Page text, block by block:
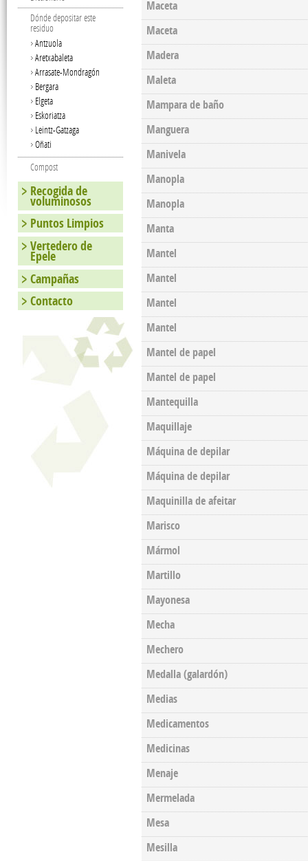
Maceta
Maceta
Madera
Maleta
Mampara de baño
Manguera
Manivela
Manopla
Manopla
Manta
Mantel
Mantel
Mantel
Mantel
Mantel de papel
Mantel de papel
Mantequilla
Maquillaje
Máquina de depilar
Máquina de depilar
Maquinilla de afeitar
Marisco
Mármol
Martillo
Mayonesa
Mecha
Mechero
Medalla (galardón)
Medias
Medicamentos
Medicinas
Menaje
Mermelada
Mesa
Mesilla
Dónde depositar este
residuo
Antzuola
Aretxabaleta
Arrasate-Mondragón
Bergara
Elgeta
Eskoriatza
Leintz-Gatzaga
Oñati
Compost
Recogida de
voluminosos
Puntos Limpios
Vertedero de
Epele
Campañas
Contacto